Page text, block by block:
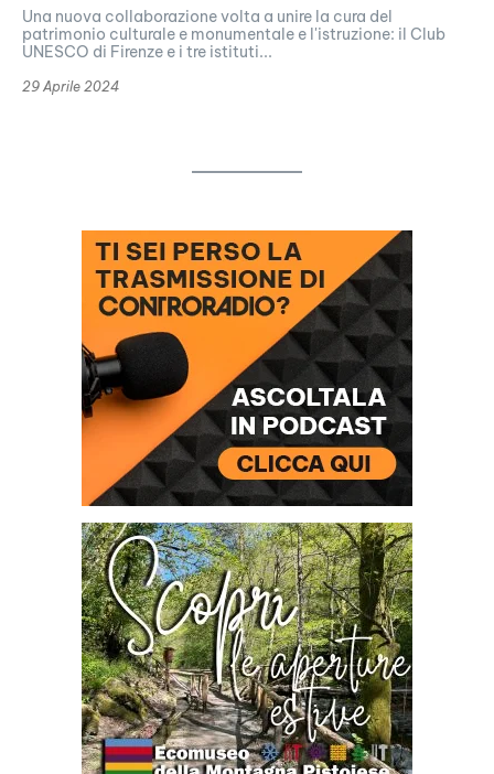
Una nuova collaborazione volta a unire la cura del
patrimonio culturale e monumentale e l'istruzione: il Club
UNESCO di Firenze e i tre istituti...
29 Aprile 2024